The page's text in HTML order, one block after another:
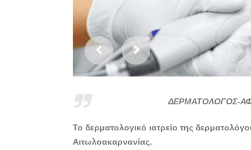
ΔΕΡΜΑΤΟΛΟΓΟΣ-
Το δερματολογικό ιατρείο της
Αιτωλοακαρνανίας.